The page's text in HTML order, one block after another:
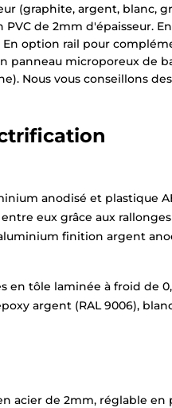
(graphite, argent, blanc,
de 2mm d'épaisseur.
option rail pour
microporeux de
Nous vous conseillons
anodisé et plastique
eux grâce aux
finition argent
tôle laminée à froid de
argent (RAL 9006),
acier de 2mm, réglable